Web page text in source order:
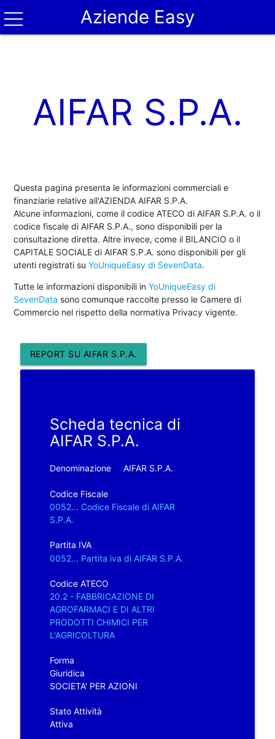
Aziende Easy
AIFAR S.P.A.
Questa pagina presenta le informazioni commerciali e
finanziarie relative all'AZIENDA AIFAR S.P.A.
Alcune informazioni, come il codice ATECO di AIFAR S.P.A. o il
codice fiscale di AIFAR S.P.A., sono disponibili per la
consultazione diretta. Altre invece, come il BILANCIO o il
CAPITALE SOCIALE di AIFAR S.P.A. sono disponibili per gli
utenti registrati suYoUniqueEasy di SevenData.
Tutte le informazioni disponibili inYoUniqueEasy di
SevenData sono comunque raccolte presso le Camere di
Commercio nel rispetto della normativa Privacy vigente.
REPORT SU AIFAR S.P.A.
Scheda tecnica di
AIFAR S.P.A.
Denominazione AIFAR S.P.A.
Codice Fiscale
0052... Codice Fiscale di AIFAR
S.P.A.
Partita IVA
0052... Partita iva di AIFAR S.P.A.
Codice ATECO
20.2 - FABBRICAZIONE DI
AGROFARMACI E DI ALTRI
PRODOTTI CHIMICI PER
L'AGRICOLTURA
Forma
Giuridica
SOCIETA' PER AZIONI
Stato Attività
Attiva